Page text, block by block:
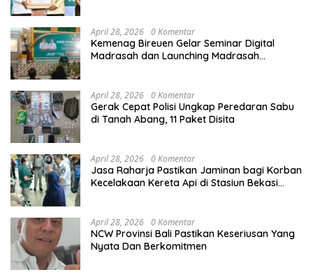
April 28, 2026 0 Komentar
Kemenag Bireuen Gelar Seminar Digital
Madrasah dan Launching Madrasah
April 28, 2026 0 Komentar
Gerak Cepat Polisi Ungkap Peredaran Sabu
di Tanah Abang, 11 Paket Disita
April 28, 2026 0 Komentar
Jasa Raharja Pastikan Jaminan bagi Korban
Kecelakaan Kereta Api di Stasiun Bekasi
April 28, 2026 0 Komentar
NCW Provinsi Bali Pastikan Keseriusan Yang
Nyata Dan Berkomitmen